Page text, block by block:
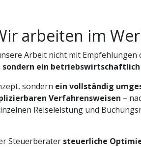
arbeiten im
Arbeit nicht mit Empfehlungen
sondern ein
sondern ein vollständig
Verfahrensweisen –
Reiseleistung und
Steuerberater steuerliche